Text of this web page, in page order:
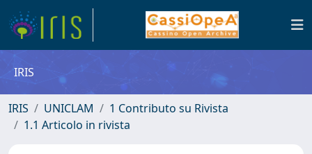
IRIS
IRIS UNICLAM
1 Contributo su Rivista
1.1 Articolo in rivista